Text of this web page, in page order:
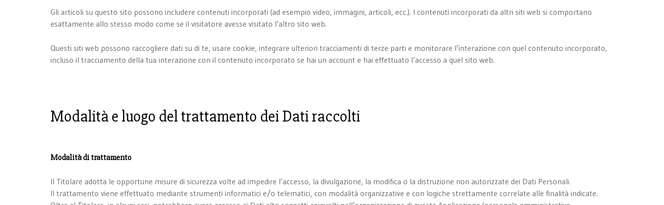
Gli articoli su questo sito possono includere contenuti incorporati (ad esempio video, immagini, articoli, ecc.). I contenuti incorporati da altri siti web si comportano
esattamente allo stesso modo come se il visitatore avesse visitato l’altro sito web.
Questi siti web possono raccogliere dati su di te, usare cookie, integrare ulteriori tracciamenti di terze parti e monitorare l’interazione con quel contenuto incorporato,
incluso il tracciamento della tua interazione con il contenuto incorporato se hai un account e hai effettuato l’accesso a quel sito web.
Modalità e luogo del trattamento dei Dati raccolti
Modalità di trattamento
Il Titolare adotta le opportune misure di sicurezza volte ad impedire l’accesso, la divulgazione, la modifica o la distruzione non autorizzate dei Dati Personali.
Il trattamento viene effettuato mediante strumenti informatici e/o telematici, con modalità organizzative e con logiche strettamente correlate alle finalità indicate.